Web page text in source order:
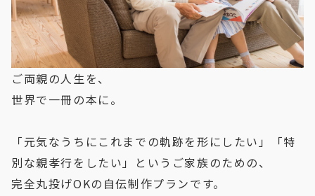
ご両親の人生を、
世界で一冊の本に。
「元気なうちにこれまでの軌跡を形にしたい」「特
別な親孝行をしたい」というご家族のための、
完全丸投げOKの自伝制作プランです。